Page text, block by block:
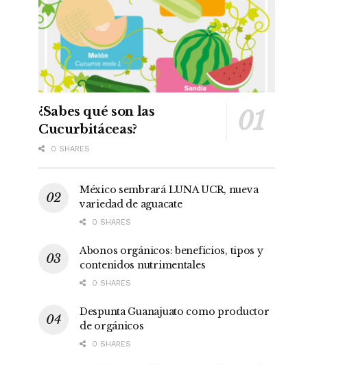
¿Sabes qué son las
Cucurbitáceas?
0 SHARES
México sembrará LUNA UCR, nueva
variedad de aguacate
0 SHARES
Abonos orgánicos: beneficios, tipos y
contenidos nutrimentales
0 SHARES
Despunta Guanajuato como productor
de orgánicos
0 SHARES